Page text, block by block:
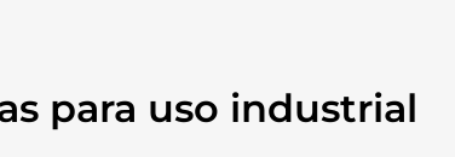
para uso industrial